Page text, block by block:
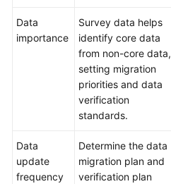
Data
importance
Survey data helps
identify core data
from non-core data,
setting migration
priorities and data
verification
standards.
Data
update
frequency
Determine the data
migration plan and
verification plan